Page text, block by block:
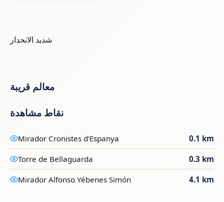
شديد الانحدار
معالم قريبة
نقاط مشاهدة
Mirador Cronistes d'Espanya 0.1 km
Torre de Bellaguarda 0.3 km
Mirador Alfonso Yébenes Simón 4.1 km